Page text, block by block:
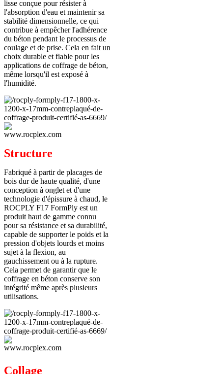
lisse conçue pour résister à
l'absorption d'eau et maintenir sa
stabilité dimensionnelle, ce qui
contribue à empêcher l'adhérence
du béton pendant le processus de
coulage et de prise. Cela en fait un
choix durable et fiable pour les
applications de coffrage de béton,
même lorsqu'il est exposé à
l'humidité.
Structure
Fabriqué à partir de placages de
bois dur de haute qualité, d'une
conception à onglet et d'une
technologie d'épissure à chaud, le
ROCPLY F17 FormPly est un
produit haut de gamme connu
pour sa résistance et sa durabilité,
capable de supporter le poids et la
pression d'objets lourds et moins
sujet à la flexion, au
gauchissement ou à la rupture.
Cela permet de garantir que le
coffrage en béton conserve son
intégrité même après plusieurs
utilisations.
Collage